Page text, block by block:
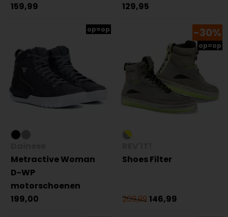
159,99
129,95
op=op
Metractive Woman
D-WP
motorschoenen
199,00
-30%
op=op
Shoes Filter
209,99146,99